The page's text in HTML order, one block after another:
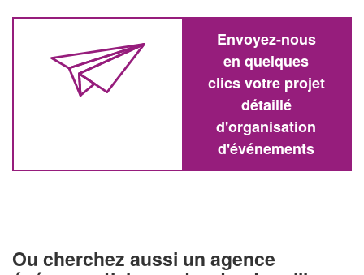
Envoyez-nous
en quelques
clics votre projet
détaillé
d'organisation
d'événements
Ou cherchez aussi un agence